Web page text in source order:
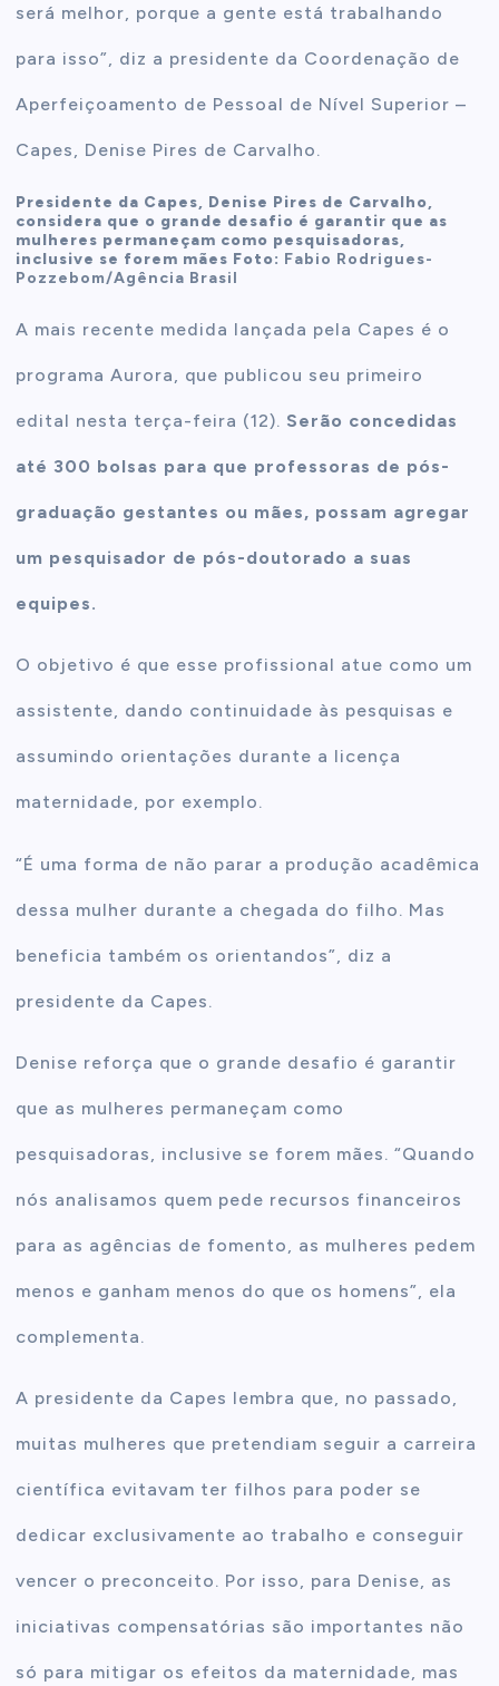
será melhor, porque a gente está trabalhando
para isso”, diz a presidente da Coordenação de
Aperfeiçoamento de Pessoal de Nível Superior –
Capes, Denise Pires de Carvalho.
Presidente da Capes, Denise Pires de Carvalho,
considera que o grande desafio é garantir que as
mulheres permaneçam como pesquisadoras,
inclusive se forem mães Foto: Fabio Rodrigues-
Pozzebom/Agência Brasil
A mais recente medida lançada pela Capes é o
programa Aurora, que publicou seu primeiro
edital nesta terça-feira (12). Serão concedidas
até 300 bolsas para que professoras de pós-
graduação gestantes ou mães, possam agregar
um pesquisador de pós-doutorado a suas
equipes.
O objetivo é que esse profissional atue como um
assistente, dando continuidade às pesquisas e
assumindo orientações durante a licença
maternidade, por exemplo.
“É uma forma de não parar a produção acadêmica
dessa mulher durante a chegada do filho. Mas
beneficia também os orientandos”, diz a
presidente da Capes.
Denise reforça que o grande desafio é garantir
que as mulheres permaneçam como
pesquisadoras, inclusive se forem mães. “Quando
nós analisamos quem pede recursos financeiros
para as agências de fomento, as mulheres pedem
menos e ganham menos do que os homens”, ela
complementa.
A presidente da Capes lembra que, no passado,
muitas mulheres que pretendiam seguir a carreira
científica evitavam ter filhos para poder se
dedicar exclusivamente ao trabalho e conseguir
vencer o preconceito. Por isso, para Denise, as
iniciativas compensatórias são importantes não
só para mitigar os efeitos da maternidade, mas